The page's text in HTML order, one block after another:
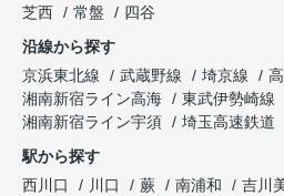
芝西
常盤
四谷
沿線から探す
京浜東北線
武蔵野線 埼京線
湘南新宿ライン高海
東武伊勢崎線
湘南新宿ライン宇須
埼玉高速鉄道
駅から探す
西川口
川口 蕨 南浦和 吉川